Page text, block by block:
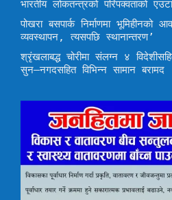
भारतीय लोकतन्त्रको परिपक्वताको
पोखरा बसपार्क निर्माणमा
व्यवस्थापन, त्यसपछि स्थानान्तरण’
श्रृंखलाबद्ध चोरीमा संलग्न ४
सुन–नगदसहित विभिन्न सामान बरामद